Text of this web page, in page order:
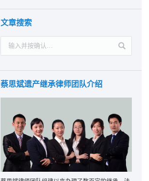
文章搜索
蔡思斌遗产继承律师团队介绍